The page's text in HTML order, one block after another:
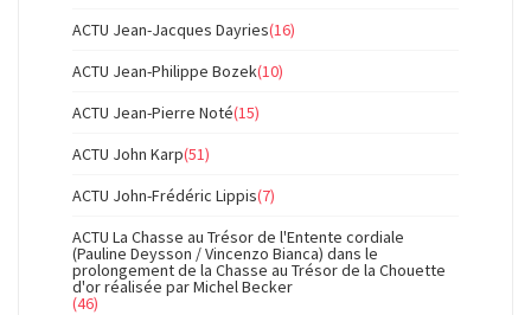
ACTU Jean-Jacques Dayries(16)
ACTU Jean-Philippe Bozek(10)
ACTU Jean-Pierre Noté(15)
ACTU John Karp(51)
ACTU John-Frédéric Lippis(7)
ACTU La Chasse au Trésor de l'Entente cordiale
(Pauline Deysson / Vincenzo Bianca) dans le
prolongement de la Chasse au Trésor de la Chouette
d'or réalisée par Michel Becker
(46)